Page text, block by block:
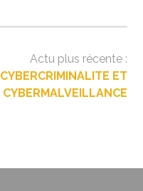
CYBERCRIMINALITE ET
CYBERMALVEILLANCE